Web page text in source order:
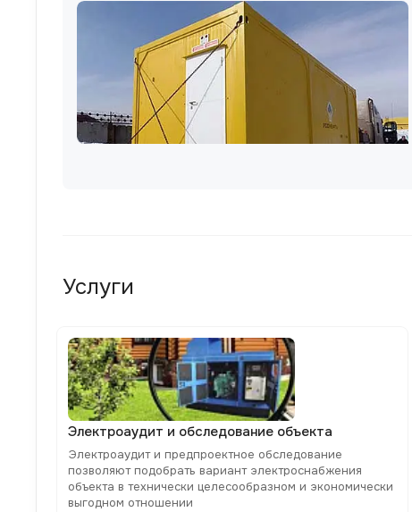
Услуги
Электроаудит и обследование объекта
Электроаудит и предпроектное обследование
позволяют подобрать вариант электроснабжения
объекта в технически целесообразном и экономически
выгодном отношении